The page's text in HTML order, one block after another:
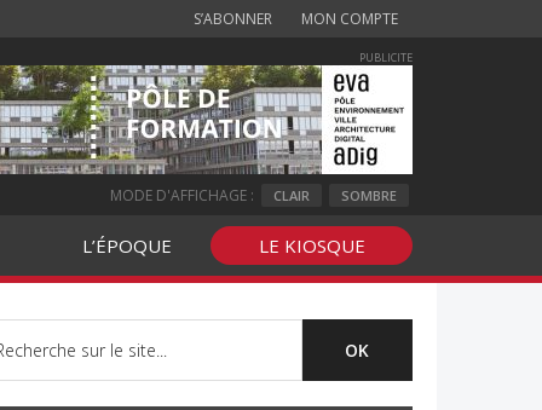
S’ABONNER MON COMPTE
PUBLICITE
MODE D'AFFICHAGE : CLAIR SOMBRE
L’ÉPOQUE LE KIOSQUE